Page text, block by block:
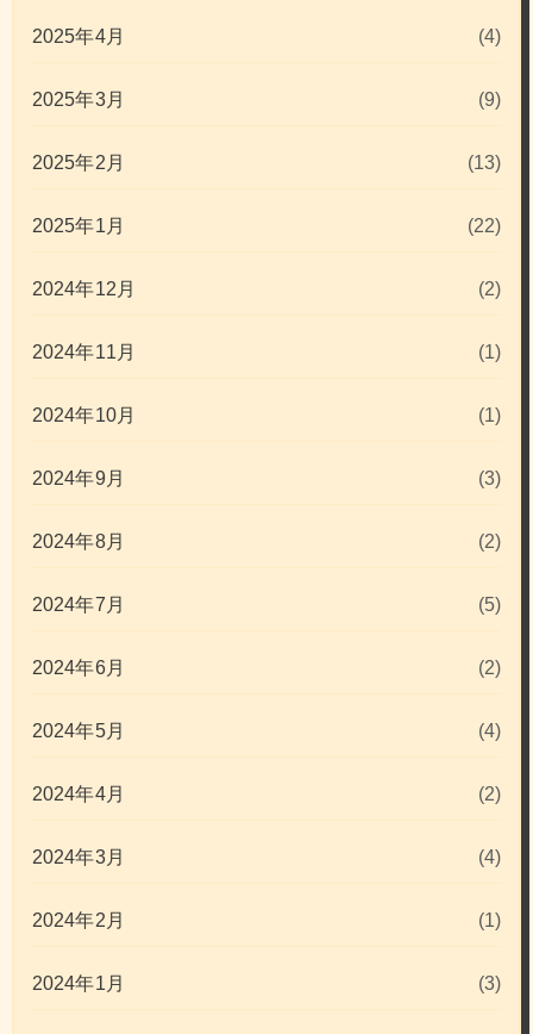
2025年4月 (4)
2025年3月 (9)
2025年2月 (13)
2025年1月 (22)
2024年12月 (2)
2024年11月 (1)
2024年10月 (1)
2024年9月 (3)
2024年8月 (2)
2024年7月 (5)
2024年6月 (2)
2024年5月 (4)
2024年4月 (2)
2024年3月 (4)
2024年2月 (1)
2024年1月 (3)